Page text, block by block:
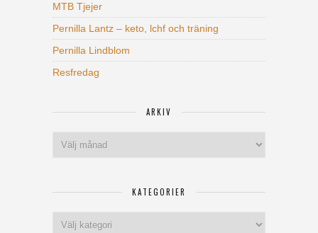
MTB Tjejer
Pernilla Lantz – keto, lchf och träning
Pernilla Lindblom
Resfredag
ARKIV
KATEGORIER